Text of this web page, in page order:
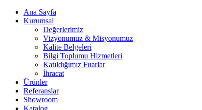
Ana Sayfa
Kurumsal
Değerlerimiz
Vizyonumuz & Misyonumuz
Kalite Belgeleri
Bilgi Toplumu Hizmetleri
Katıldığımız Fuarlar
İhracat
Ürünler
Referanslar
Showroom
Katalog